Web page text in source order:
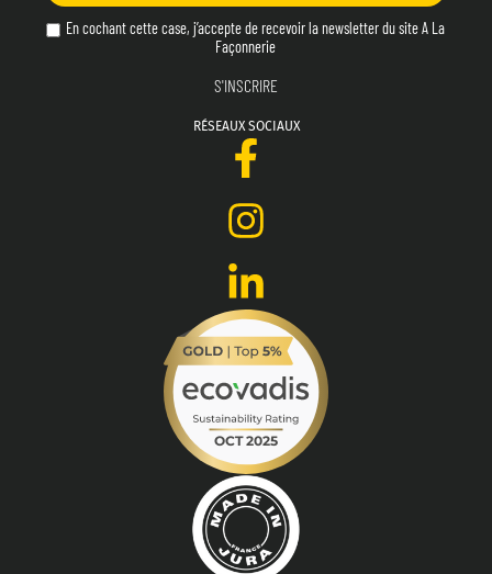
En cochant cette case, j’accepte de recevoir la newsletter du site A La
Façonnerie
RÉSEAUX SOCIAUX